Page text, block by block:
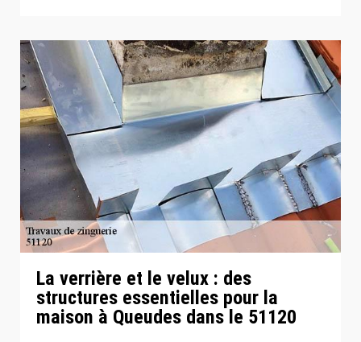
La verrière et le velux : des
structures essentielles pour la
maison à Queudes dans le 51120